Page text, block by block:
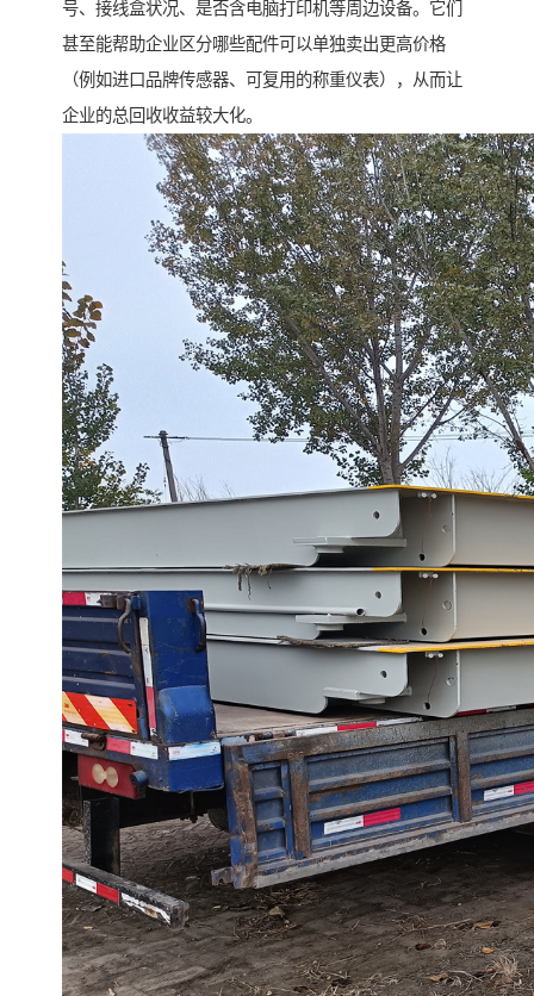
号、接线盒状况、是否含电脑打印机等周边设备。它们
甚至能帮助企业区分哪些配件可以单独卖出更高价格
（例如进口品牌传感器、可复用的称重仪表），从而让
企业的总回收收益较大化。